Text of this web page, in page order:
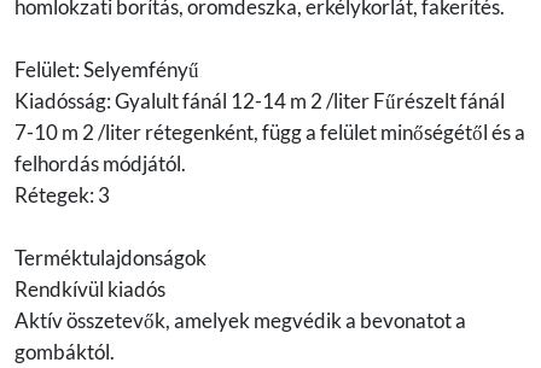
homlokzati borítás, oromdeszka, erkélykorlát, fakerítés.
Felület: Selyemfényű
Kiadósság: Gyalult fánál 12-14 m 2 /liter Fűrészelt fánál
7-10 m 2 /liter rétegenként, függ a felület minőségétől és a
felhordás módjától.
Rétegek: 3
Terméktulajdonságok
Rendkívül kiadós
Aktív összetevők, amelyek megvédik a bevonatot a
gombáktól.